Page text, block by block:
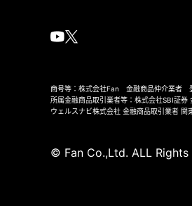
商号等：株式会社Fan 金融商品仲介業者
所属金融商品取引業者等：株式会社SBI証
ウェルスナビ株式会社 金融商品取引業者
© Fan Co.,Ltd. ALL Rights